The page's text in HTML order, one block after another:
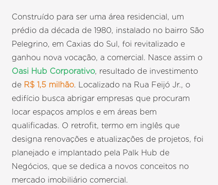
Construído para ser uma área residencial, um
prédio da década de 1980, instalado no bairro São
Pelegrino, em Caxias do Sul, foi revitalizado e
ganhou nova vocação, a comercial. Nasce assim o
Oasi Hub Corporativo, resultado de investimento
de R$ 1,5 milhão. Localizado na Rua Feijó Jr., o
edifício busca abrigar empresas que procuram
locar espaços amplos e em áreas bem
qualificadas. O retrofit, termo em inglês que
designa renovações e atualizações de projetos, foi
planejado e implantado pela Palk Hub de
Negócios, que se dedica a novos conceitos no
mercado imobiliário comercial.